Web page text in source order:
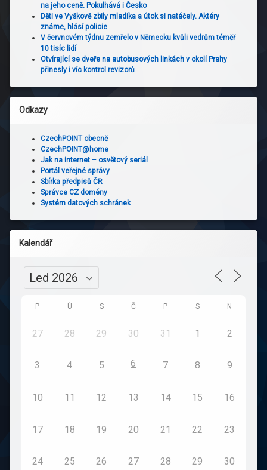
na jeho ceně. Pokulhává i Česko
Děti ve Vyškově zbily mladíka a útok si natáčely. Aktéry
známe, hlásí policie
V červnovém týdnu zemřelo v Německu kvůli vedrům téměř
10 tisíc lidí
Otvírající se dveře na autobusových linkách v okolí Prahy
přinesly i víc kontrol revizorů
Odkazy
CzechPOINT obecně
CzechPOINT@home
Jak na internet – osvětový seriál
Portál veřejné správy
Sbírka předpisů ČR
Správce CZ domény
Systém datových schránek
Kalendář
P Ú S Č P S N
27 28 29 30 31 1 2
3 4 5 6 7 8 9
10 11 12 13 14 15 16
17 18 19 20 21 22 23
24 25 26 27 28 29 30